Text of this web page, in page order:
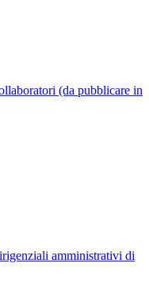
(da pubblicare in
amministrativi di